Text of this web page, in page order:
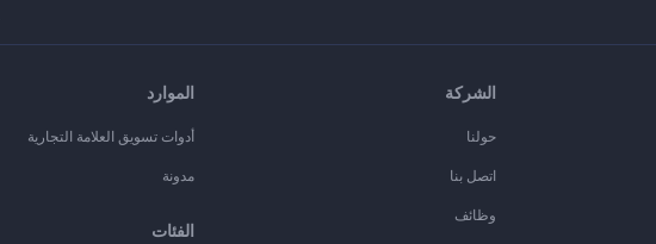
الشركة
حولنا
اتصل بنا
وظائف
الموارد
أدوات تسويق العلامة التجارية
مدونة
الفئات